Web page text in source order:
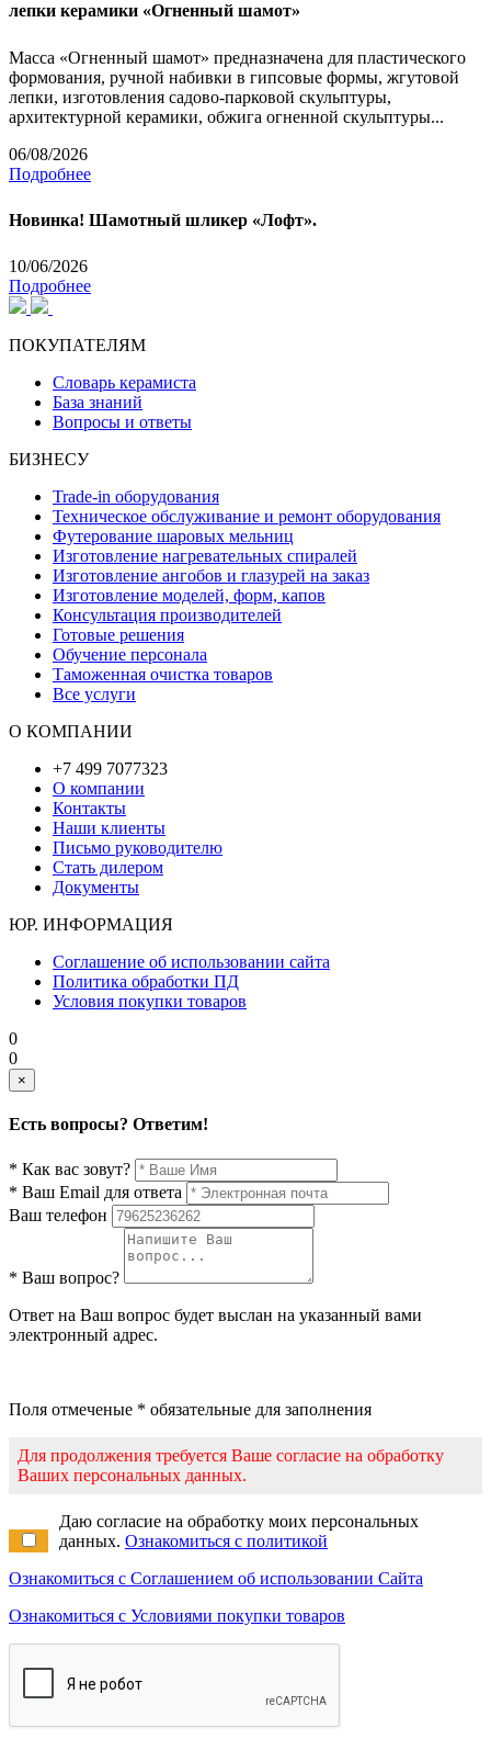
лепки керамики «Огненный шамот»
Масса «Огненный шамот» предназначена для пластического
формования, ручной набивки в гипсовые формы, жгутовой
лепки, изготовления садово-парковой скульптуры,
архитектурной керамики, обжига огненной скульптуры...
06/08/2026
Подробнее
Новинка! Шамотный шликер «Лофт».
10/06/2026
Подробнее
ПОКУПАТЕЛЯМ
Словарь керамиста
База знаний
Вопросы и ответы
БИЗНЕСУ
Trade-in оборудования
Техническое обслуживание и ремонт оборудования
Футерование шаровых мельниц
Изготовление нагревательных спиралей
Изготовление ангобов и глазурей на заказ
Изготовление моделей, форм, капов
Консультация производителей
Готовые решения
Обучение персонала
Таможенная очистка товаров
Все услуги
О КОМПАНИИ
+7 499 7077323
О компании
Контакты
Наши клиенты
Письмо руководителю
Стать дилером
Документы
ЮР. ИНФОРМАЦИЯ
Соглашение об использовании сайта
Политика обработки ПД
Условия покупки товаров
0
0
×
Есть вопросы? Ответим!
* Как вас зовут?
* Ваш Email для ответа
Ваш телефон
* Ваш вопрос?
Ответ на Ваш вопрос будет выслан на указанный вами
электронный адрес.
Поля отмеченые * обязательные для заполнения
Для продолжения требуется Ваше согласие на обработку
Ваших персональных данных.
Даю согласие на обработку моих персональных
данных. Ознакомиться с политикой
Ознакомиться с Соглашением об использовании Сайта
Ознакомиться с Условиями покупки товаров